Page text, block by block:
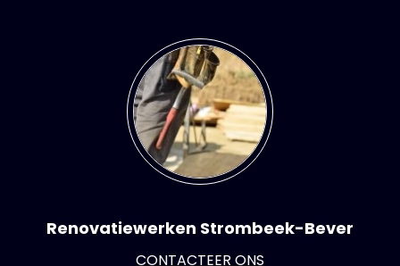
Renovatiewerken Strombeek-Bever
CONTACTEER ONS